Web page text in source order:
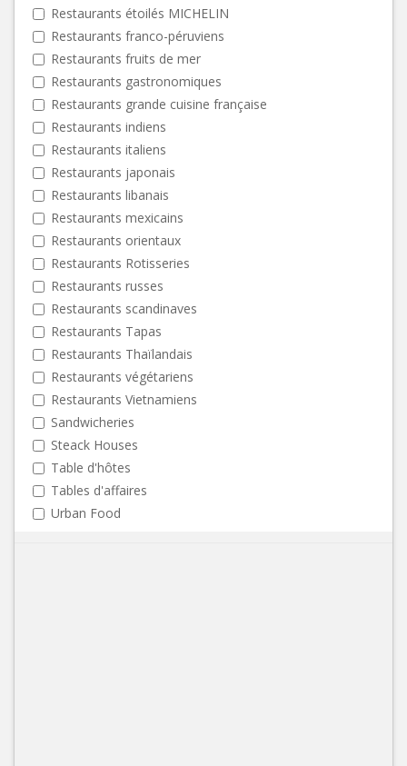
Restaurants étoilés MICHELIN
Restaurants franco-péruviens
Restaurants fruits de mer
Restaurants gastronomiques
Restaurants grande cuisine française
Restaurants indiens
Restaurants italiens
Restaurants japonais
Restaurants libanais
Restaurants mexicains
Restaurants orientaux
Restaurants Rotisseries
Restaurants russes
Restaurants scandinaves
Restaurants Tapas
Restaurants Thaïlandais
Restaurants végétariens
Restaurants Vietnamiens
Sandwicheries
Steack Houses
Table d'hôtes
Tables d'affaires
Urban Food